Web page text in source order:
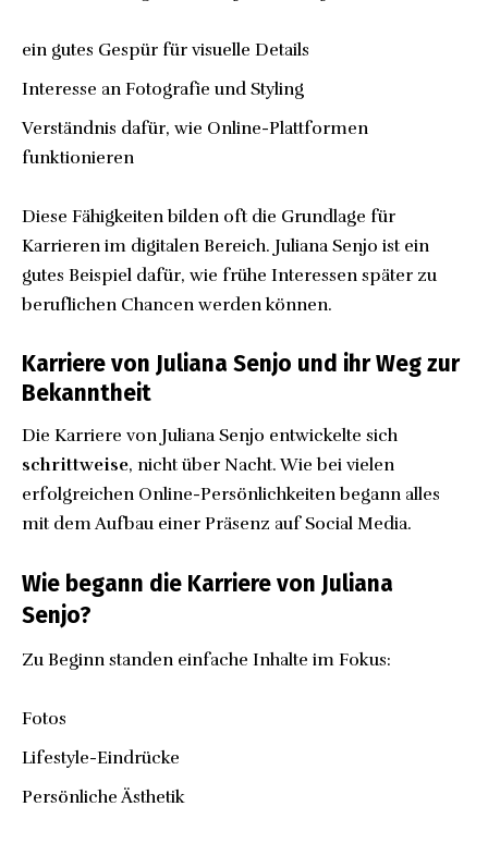
ein gutes Gespür für visuelle Details
Interesse an Fotografie und Styling
Verständnis dafür, wie Online-Plattformen
funktionieren
Diese Fähigkeiten bilden oft die Grundlage für
Karrieren im digitalen Bereich. Juliana Senjo ist ein
gutes Beispiel dafür, wie frühe Interessen später zu
beruflichen Chancen werden können.
Karriere von Juliana Senjo und ihr Weg zur
Bekanntheit
Die Karriere von Juliana Senjo entwickelte sich
schrittweise, nicht über Nacht. Wie bei vielen
erfolgreichen Online-Persönlichkeiten begann alles
mit dem Aufbau einer Präsenz auf Social Media.
Wie begann die Karriere von Juliana
Senjo?
Zu Beginn standen einfache Inhalte im Fokus:
Fotos
Lifestyle-Eindrücke
Persönliche Ästhetik